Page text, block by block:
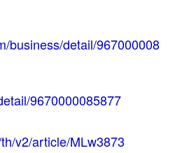
business/detail/967000008
9670000085877
v2/article/MLw3873